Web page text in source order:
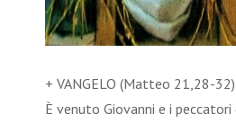
+ VANGELO (Matteo 21,28-32)
È venuto Giovanni e i